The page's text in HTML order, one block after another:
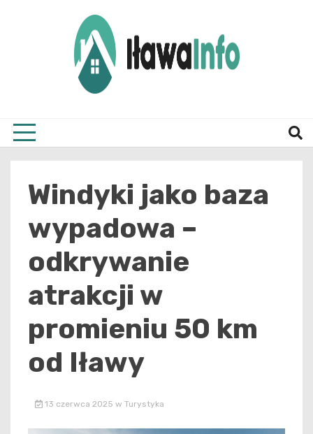
Windyki jako baza
wypadowa –
odkrywanie
atrakcji w
promieniu 50 km
od Iławy
13 czerwca 2025 w Turystyka